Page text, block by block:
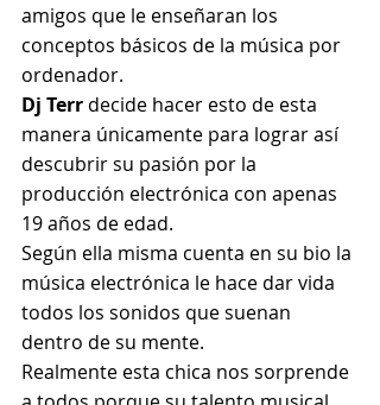
amigos que le enseñaran los
conceptos básicos de la música por
ordenador.
Dj Terr decide hacer esto de esta
manera únicamente para lograr así
descubrir su pasión por la
producción electrónica con apenas
19 años de edad.
Según ella misma cuenta en su bio la
música electrónica le hace dar vida
todos los sonidos que suenan
dentro de su mente.
Realmente esta chica nos sorprende